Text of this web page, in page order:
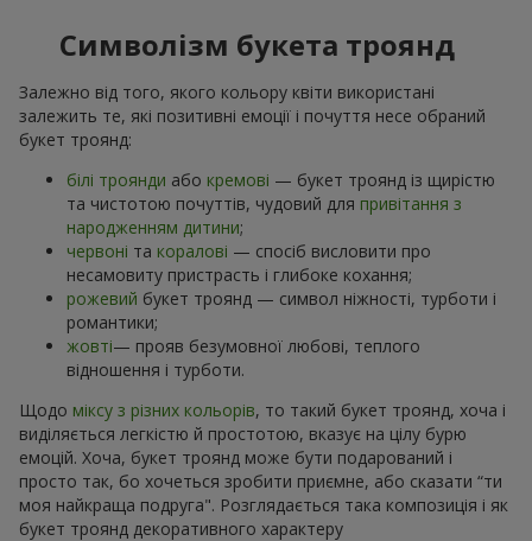
Символізм букета троянд
Залежно від того, якого кольору квіти використані
залежить те, які позитивні емоції і почуття несе обраний
букет троянд:
білі троянди або кремові — букет троянд із щирістю
та чистотою почуттів, чудовий для привітання з
народженням дитини;
червоні та коралові — спосіб висловити про
несамовиту пристрасть і глибоке кохання;
рожевий букет троянд — символ ніжності, турботи і
романтики;
жовті— прояв безумовної любові, теплого
відношення і турботи.
Щодо міксу з різних кольорів, то такий букет троянд, хоча і
виділяється легкістю й простотою, вказує на цілу бурю
емоцій. Хоча, букет троянд може бути подарований і
просто так, бо хочеться зробити приємне, або сказати “ти
моя найкраща подруга". Розглядається така композиція і як
букет троянд декоративного характеру